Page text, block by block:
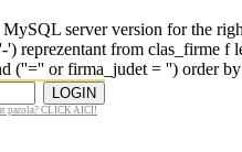
server version for the
reprezentant from
(''='' or firma_judet = '') order
parola? CLICK AICI!